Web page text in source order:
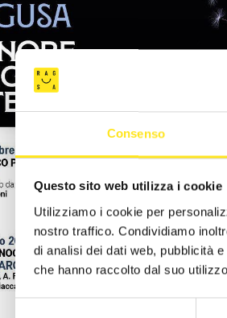
Consenso
Questo sito web utilizza i cookie
Utilizziamo i cookie per
nostro traffico. Condividiamo
di analisi dei dati web, pubblicità
che hanno raccolto dal suo